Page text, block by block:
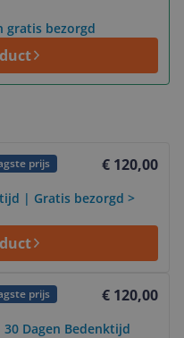
gratis bezorgd
prijs € 120,00
| Gratis bezorgd >
prijs € 120,00
Dagen Bedenktijd